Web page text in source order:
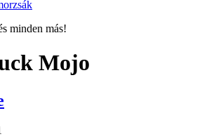
minden más!
Mojo